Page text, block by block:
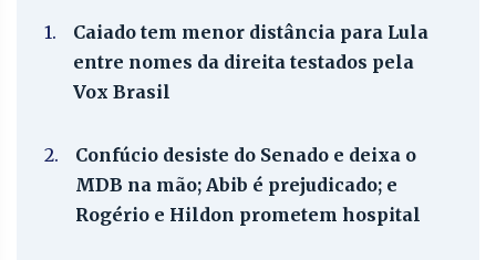
1.
Caiado tem menor distância para Lula
entre nomes da direita testados pela
Vox Brasil
2.
Confúcio desiste do Senado e deixa o
MDB na mão; Abib é prejudicado; e
Rogério e Hildon prometem hospital